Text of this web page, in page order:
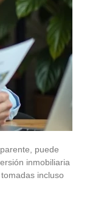
puede
inmobiliaria
incluso